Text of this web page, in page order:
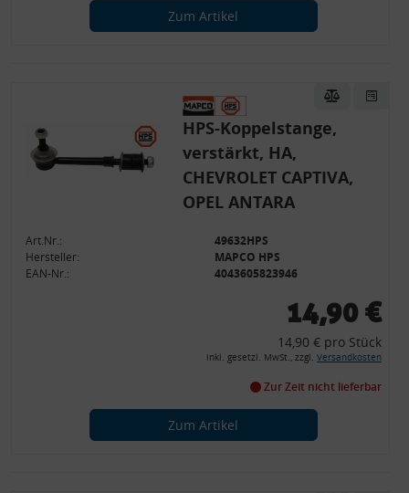
Zum Artikel
HPS-Koppelstange,
verstärkt, HA,
CHEVROLET CAPTIVA,
OPEL ANTARA
Art.Nr.:
49632HPS
Hersteller:
MAPCO HPS
EAN-Nr.:
4043605823946
14,90 €
14,90 € pro Stück
inkl. gesetzl. MwSt., zzgl. Versandkosten
Zur Zeit nicht lieferbar
Zum Artikel